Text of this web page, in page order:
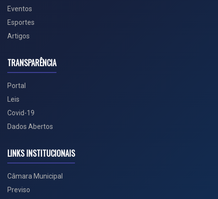
Eventos
Esportes
Artigos
TRANSPARÊNCIA
Portal
Leis
Covid-19
Dados Abertos
LINKS INSTITUCIONAIS
Câmara Municipal
Previso